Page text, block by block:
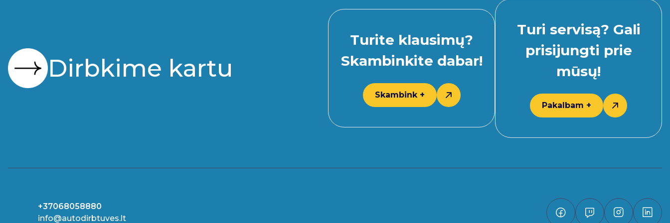
Dirbkime kartu
Turite klausimų?
Skambinkite dabar!
Skambink +
Turi servisą? Gali
prisijungti prie
mūsų!
Pakalbam +
+37068058880
info@autodirbtuves.lt